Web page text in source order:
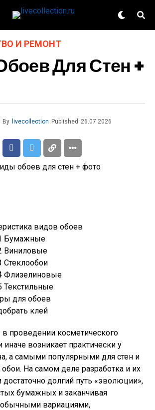
И РЕМОНТ
Для Стен +
By livecollection Published 26.07.2026
видов обоев
Бумажные
Виниловые
Стеклообои
Флизелиновые
Текстильные
для обоев
клей
проведении косметического
иначе возникает практически у
а самыми популярными для стен и
обои. На самом деле разработка и их
долгий путь «эволюции»,
бумажных и заканчивая
вариациями,